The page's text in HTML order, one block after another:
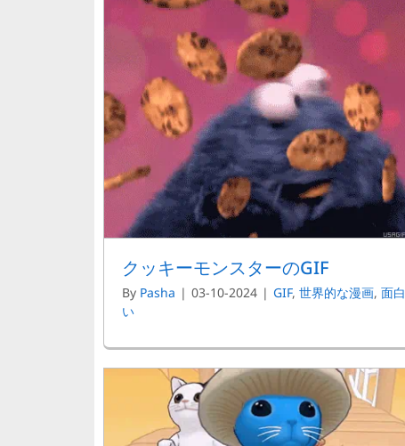
クッキーモンスターのGIF
By Pasha | 03-10-2024 | GIF, 世界的な漫画, 面白
い